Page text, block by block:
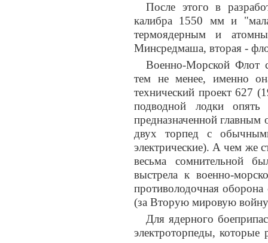
После этого в
калибра 1550 мм и
термоядерным и
Минсредмаша, вторая -
Военно-Морской Флот
тем не менее, именно
технический проект 627
подводной лодки
предназначенной
двух торпед с
электрические). А чем же
весьма сомнительной
выстрела к военно-
противолодочная
(за Вторую мировую
Для ядерного
электроторпеды, которые